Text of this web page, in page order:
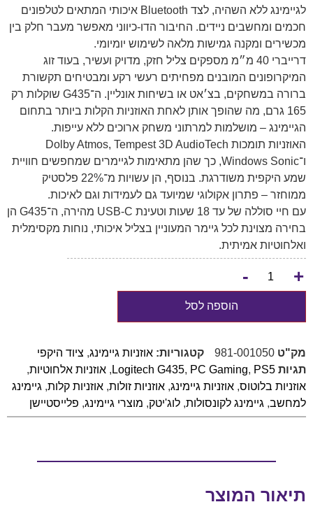
לגיימינג ללא השהיה, לצד Bluetooth איכותי המתאים לטלפונים
חכמים ומחשבים ניידים. החיבור הדו-כיווני מאפשר מעבר חלק בין
מכשירים ומקנה גמישות מלאה לשימוש יומיומי.
דרייברי 40 מ״מ מספקים צליל חזק, מדויק ועשיר, בעוד זוג
המיקרופונים המובנים מפחיתים רעשי רקע ומבטיחים תקשורת
ברורה במשחקים, בצ׳אט או בשיחות אונליין. ה־G435 שוקלות רק
165 גרם, מה שהופך אותן לאחת האוזניות הקלות ביותר בתחום
הגיימינג – מושלמות למרתוני משחק ארוכים ללא עייפות.
האוזניות תומכות Dolby Atmos, Tempest 3D AudioTech
ו־Windows Sonic, כך שהן מתאימות לגיימרים שמחפשים חוויית
שמע היקפית משודרגת. בנוסף, הן עשויות מ־22% פלסטיק
ממוחזר – פתרון אקולוגי שמיועד גם לעמידות וגם לאיכות.
עם חיי סוללה של עד 18 שעות וטעינת USB-C מהירה, ה־G435 הן
בחירה מצוינת לכל גיימר המעוניין בצליל איכותי, נוחות מקסימלית
ואלחוטיות אמיתית.
+
-
הוספה לסל
מק"ט 981-001050 קטגוריות: אוזניות גיימינג, ציוד היקפי
תגיות
Logitech G435, PC Gaming, PS5
, אוזניות אלחוטיות,
אוזניות בלוטוס, אוזניות גיימינג, אוזניות זולות, אוזניות קלות, גיימינג
למחשב, גיימינג לקונסולות, לוג'יטק, מוצרי גיימינג, פלייסטיישן
תיאור המוצר